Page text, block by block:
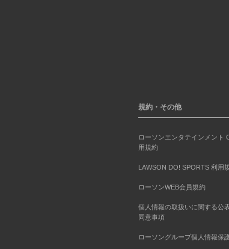
規約・その他
ローソンエンタテインメント
用規約
LAWSON DO! SPORTS 利用
ローソンWEB会員規約
個人情報の取扱いに関する公
同意事項
ローソングループ個人情報保